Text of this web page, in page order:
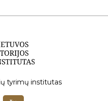
tyrimų institutas